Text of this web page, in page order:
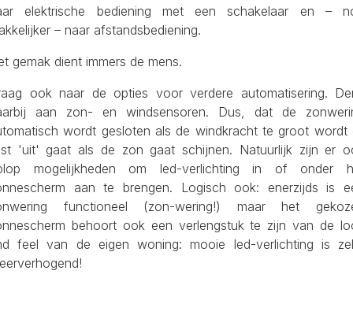
elektrische bediening met een schakelaar en –
– naar afstandsbediening.
gemak dient immers de mens.
ook naar de opties voor verdere automatisering.
aan zon- en windsensoren. Dus, dat de
wordt gesloten als de windkracht te groot wordt
'uit' gaat als de zon gaat schijnen. Natuurlijk zijn er
mogelijkheden om led-verlichting in of onder
aan te brengen. Logisch ook: enerzijds is
functioneel (zon-wering!) maar het
behoort ook een verlengstuk te zijn van de
feel van de eigen woning: mooie led-verlichting is